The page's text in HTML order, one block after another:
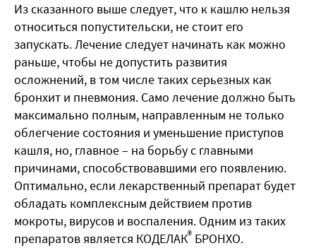
Из сказанного выше следует, что к кашлю нельзя
относиться попустительски, не стоит его
запускать. Лечение следует начинать как можно
раньше, чтобы не допустить развития
осложнений, в том числе таких серьезных как
бронхит и пневмония. Само лечение должно быть
максимально полным, направленным не только
облегчение состояния и уменьшение приступов
кашля, но, главное – на борьбу с главными
причинами, способствовавшими его появлению.
Оптимально, если лекарственный препарат будет
обладать комплексным действием против
мокроты, вирусов и воспаления. Одним из таких
препаратов является КОДЕЛАК® БРОНХО.